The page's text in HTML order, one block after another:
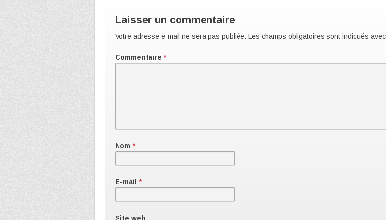
Laisser un commentaire
Votre adresse e-mail ne sera pas publiée. Les champs obligatoires sont indiqués avec
Commentaire *
Nom *
E-mail *
Site web